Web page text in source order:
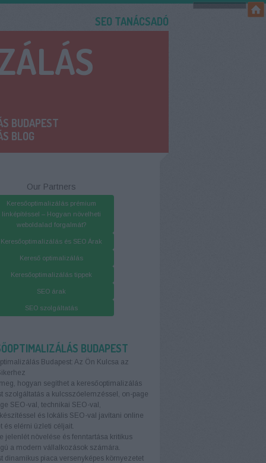
SEO TANÁCSADÓ
BUDAPEST
BLOG
Our Partners
Keresőoptimalizálás prémium
linképítéssel – Hogyan növelheti
weboldalad forgalmát?
Keresőoptimalizálás és SEO Árak
Kereső optimalizálás
Keresőoptimalizálás tippek
SEO árak
SEO szolgáltatás
BUDAPEST
Budapest: Az Ön Kulcsa az
hogyan segíthet a keresőoptimalizálás
szolgáltatás a kulcsszóelemzéssel, on-page
SEO-val, technikai SEO-val,
és lokális SEO-val javítani online
és elérni üzleti céljait.
jelenlét növelése és fenntartása kritikus
a modern vállalkozások számára.
dinamikus piaca versenyképes környezetet